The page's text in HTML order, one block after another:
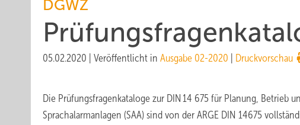
DGWZ
05.02.2020 Veröffentlicht in Ausgabe 02-2020 Druckvorschau
Die Prüfungsfragenkataloge zur DIN 14 675 für Planung, Betrieb
Sprachalarmanlagen (SAA) sind von der ARGE DIN 14675